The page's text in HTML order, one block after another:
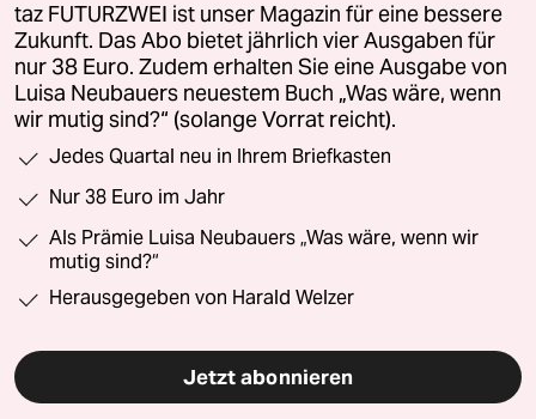
taz FUTURZWEI ist unser Magazin für eine bessere
Zukunft. Das Abo bietet jährlich vier Ausgaben für
nur 38 Euro. Zudem erhalten Sie eine Ausgabe von
Luisa Neubauers neuestem Buch „Was wäre, wenn
wir mutig sind?“ (solange Vorrat reicht).
Jedes Quartal neu in Ihrem Briefkasten
Nur 38 Euro im Jahr
Als Prämie Luisa Neubauers „Was wäre, wenn wir
mutig sind?“
Herausgegeben von Harald Welzer
Jetzt abonnieren